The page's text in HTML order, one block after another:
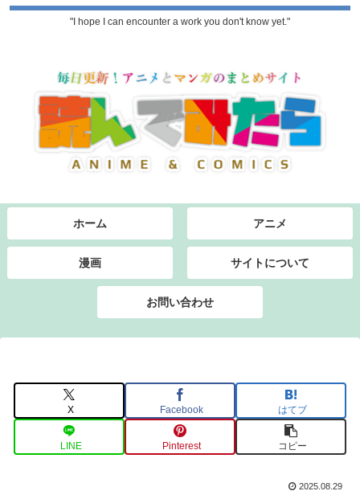
"I hope I can encounter a work you don't know yet."
ホーム アニメ
漫画 サイトについて
お問い合わせ
X Facebook はてブ
LINE Pinterest コピー
2025.08.29